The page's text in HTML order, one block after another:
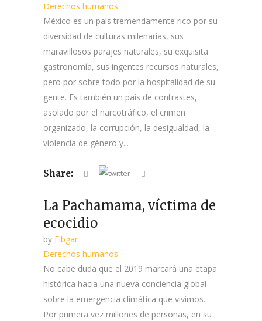
Derechos humanos
México es un país tremendamente rico por su
diversidad de culturas milenarias, sus
maravillosos parajes naturales, su exquisita
gastronomía, sus ingentes recursos naturales,
pero por sobre todo por la hospitalidad de su
gente. Es también un país de contrastes,
asolado por el narcotráfico, el crimen
organizado, la corrupción, la desigualdad, la
violencia de género y...
Share:
La Pachamama, víctima de
ecocidio
by Fibgar
Derechos humanos
No cabe duda que el 2019 marcará una etapa
histórica hacia una nueva conciencia global
sobre la emergencia climática que vivimos.
Por primera vez millones de personas, en su